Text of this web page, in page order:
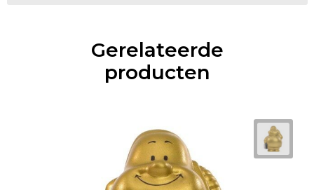
Gerelateerde
producten